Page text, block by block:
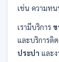
เช่น ความท
เรามีบริการ ข
และบริการติ
ประปา และง